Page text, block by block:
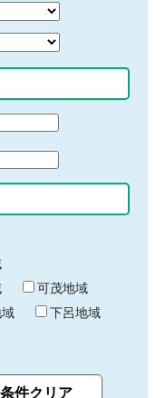
可茂地域
下呂地域